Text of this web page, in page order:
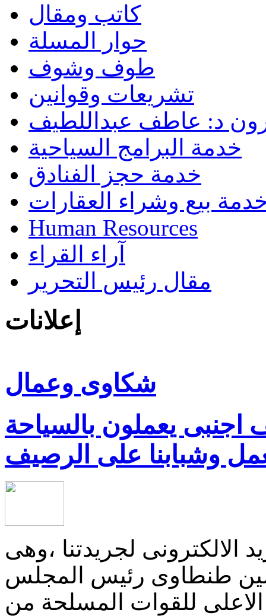
كاتب ومقال
حوار المسلة
طوف وشوف
تشريعات وقوانين
د: عاطف عبداللطيف
خدمة البرامج السياحية
خدمة حجز الفنادق
بيع وشراء العقارات
Human Resources
آراء القراء
مقال رئيس التحرير
إعلانات
شكاوى وعمال
بالغردقة 22 الف اجنبى يعملون بالسياحة
الالكترونى لجريدتنا ،وهى
طنطاوى رئيس المجلس
الاعلى للقوات المسلحة من